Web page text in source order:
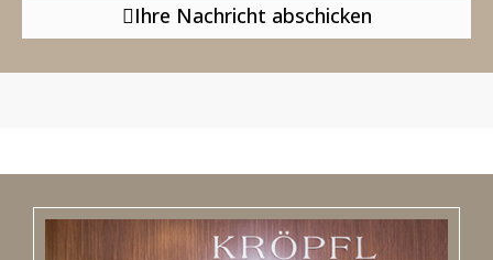
Ihre Nachricht abschicken